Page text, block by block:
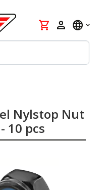
shopping_cart person language
Nylstop Nut
10 pcs